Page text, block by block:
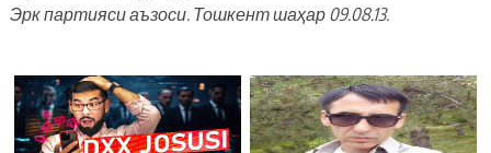
Эрк партияси аъзоси. Тошкент шаҳар 09.08.13.